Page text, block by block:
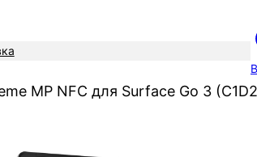
MP NFC для Surface Go 3